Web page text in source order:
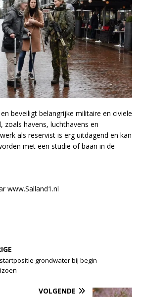
beveiligt belangrijke militaire en civiele
zoals havens, luchthavens en
als reservist is erg uitdagend en kan
met een studie of baan in de
www.Salland1.nl
grondwater bij begin
VOLGENDE